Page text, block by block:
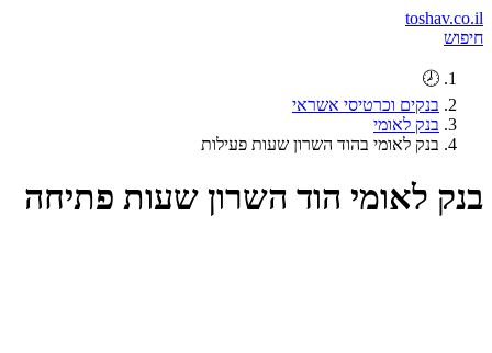
toshav.co.il
חיפוש
🕗
בנקים וכרטיסי אשראי
בנק לאומי
בנק לאומי בהוד השרון שעות פעילות
בנק לאומי הוד השרון שעות פתיחה